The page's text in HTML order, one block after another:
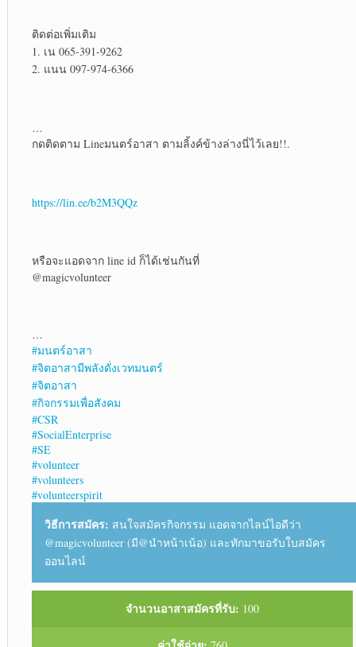
ติดต่อเพิ่มเติม
1. เน 065-391-9262
2. แนน 097-974-6366
…
กดติดตาม Lineมนตร์อาสา ตามลิ้งค์ข้างล่างนี่ไว้เลย!!.
https://lin.ee/b2M3QQz
หรือจะแอดจาก line id ก็ได้เช่นกันที่
@magicvolunteer
…
#มนตร์อาสา
#จิตอาสามีพลังดั่งเวทมนตร์
#จิตอาสา
#กิจกรรมเพื่อสังคม
#CSR
#SocialEnterprise
#SE
#volunteer
#volunteers
#volunteerspirit
วิธีการสมัคร: สนใจสมัครกิจกรรม แอดจากไลน์ไอดีว่า
@magicvolunteer (มี@นำหน้าเน้อ) และทักมาขอรับใบสมัคร
ออนไลน์
จำนวนอาสาสมัครที่รับ: 100